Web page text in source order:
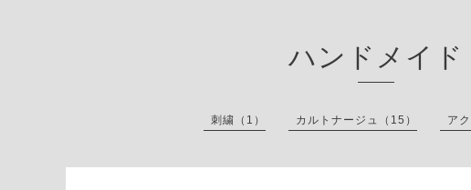
ハンドメイド
刺繍（1） カルトナージュ（15） ア